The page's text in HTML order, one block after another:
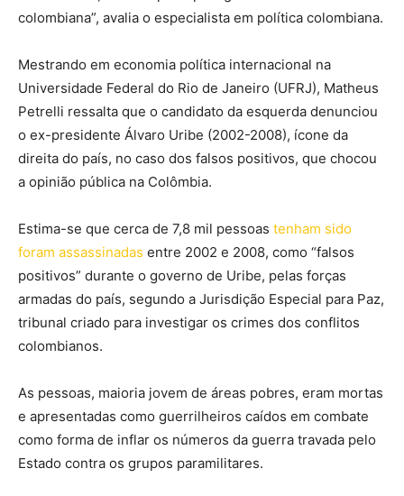
colombiana”, avalia o especialista em política colombiana.
Mestrando em economia política internacional na
Universidade Federal do Rio de Janeiro (UFRJ), Matheus
Petrelli ressalta que o candidato da esquerda denunciou
o ex-presidente Álvaro Uribe (2002-2008), ícone da
direita do país, no caso dos falsos positivos, que chocou
a opinião pública na Colômbia.
Estima-se que cerca de 7,8 mil pessoas tenham sido
foram assassinadas entre 2002 e 2008, como “falsos
positivos” durante o governo de Uribe, pelas forças
armadas do país, segundo a Jurisdição Especial para Paz,
tribunal criado para investigar os crimes dos conflitos
colombianos.
As pessoas, maioria jovem de áreas pobres, eram mortas
e apresentadas como guerrilheiros caídos em combate
como forma de inflar os números da guerra travada pelo
Estado contra os grupos paramilitares.